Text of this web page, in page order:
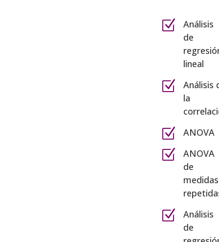
Z
Análisis
de
lineal
Z
Análisis
la
Z ANOVA
Z
ANOVA
de
medidas
Z
Análisis
de